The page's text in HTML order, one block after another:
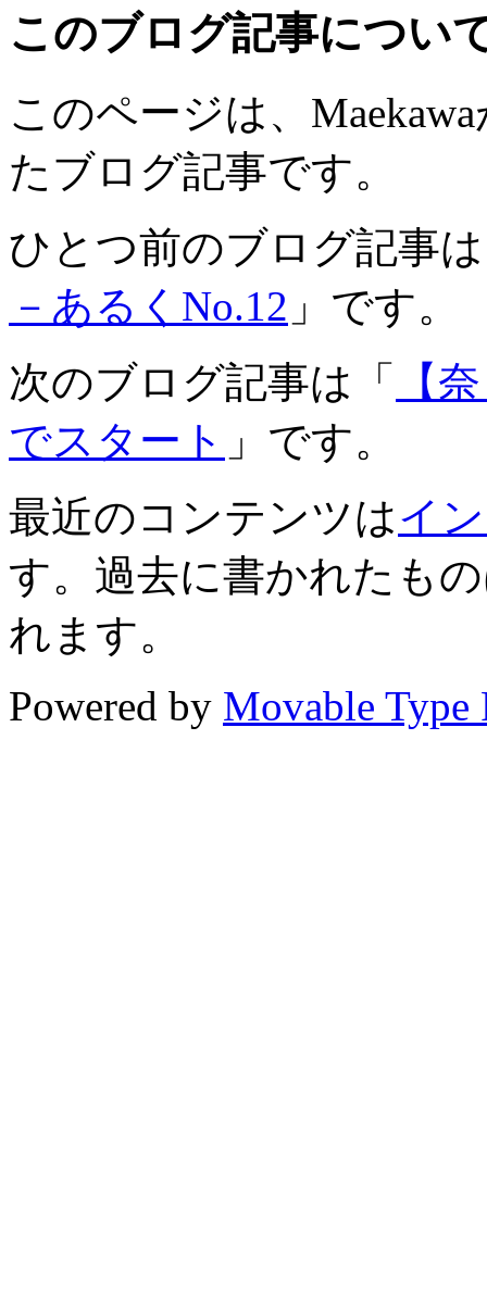
このブログ記事につい
このページは、
たブログ記事です。
ひとつ前のブログ記事
－あるくNo.12 」です。
次のブログ記事は「
【
でスタート 」です。
最近のコンテンツはイ
す。過去に書かれたも
れます。
Powered by Movable Type